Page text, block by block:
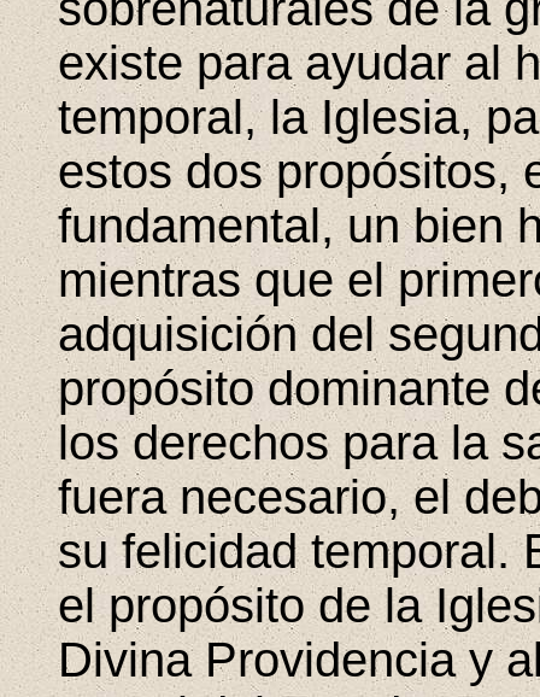
existe para ayudar al
temporal, la Iglesia,
estos dos propósitos,
fundamental, un bien
mientras que el
adquisición del
propósito dominante
los derechos para la
fuera necesario, el
su felicidad temporal.
el propósito de la
Divina Providencia y